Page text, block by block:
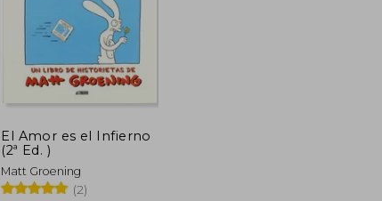
S/ 125,25
S/ 56,36
55%
dcto.
El Amor es el Infierno
(2ª Ed. )
Matt Groening
(2)